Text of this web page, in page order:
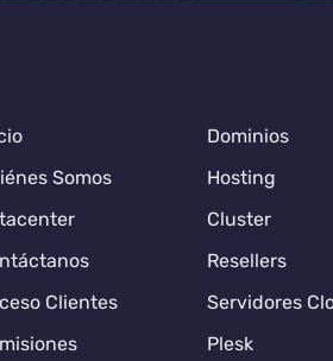
Somos
Clientes
Dominios
Hosting
Cluster
Resellers
Servidores
Plesk